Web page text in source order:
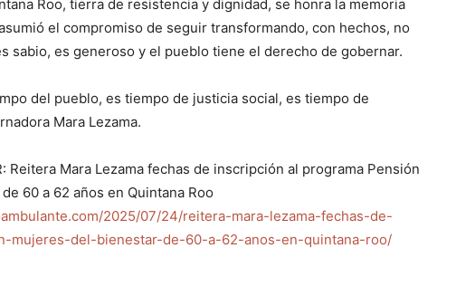
Roo, tierra de resistencia y dignidad, se honra la memoria
el compromiso de seguir transformando, con hechos, no
sabio, es generoso y el pueblo tiene el derecho de gobernar.
del pueblo, es tiempo de justicia social, es tiempo de
Mara Lezama.
Reitera Mara Lezama fechas de inscripción al programa Pensión
60 a 62 años en Quintana Roo
2025/07/24/reitera-mara-lezama-fechas-de-
mujeres-del-bienestar-de-60-a-62-anos-en-quintana-roo/